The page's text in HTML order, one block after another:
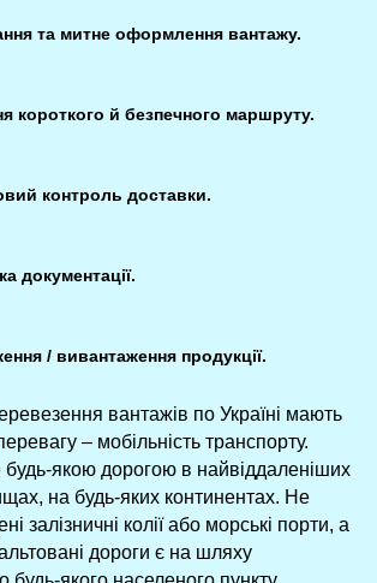
та митне оформлення вантажу.
короткого й безпечного маршруту.
контроль доставки.
документації.
/ вивантаження продукції.
вантажів по Україні мають
– мобільність транспорту.
якою дорогою в найвіддаленіших
на будь-яких континентах. Не
залізничні колії або морські порти, а
дороги є на шляху